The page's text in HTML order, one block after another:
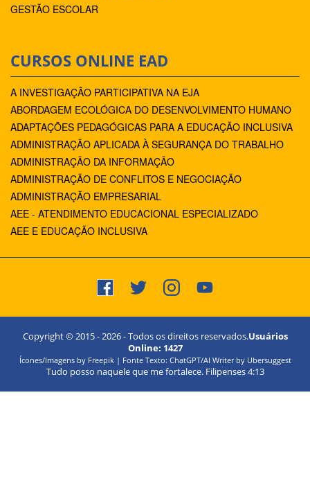
GESTÃO ESCOLAR
CURSOS ONLINE EAD
A INVESTIGAÇÃO PARTICIPATIVA NA EJA
ABORDAGEM ECOLÓGICA DO DESENVOLVIMENTO HUMANO
ADAPTAÇÕES PEDAGÓGICAS PARA A EDUCAÇÃO INCLUSIVA
ADMINISTRAÇÃO APLICADA À SEGURANÇA DO TRABALHO
ADMINISTRAÇÃO DA INFORMAÇÃO
ADMINISTRAÇÃO DE CONFLITOS E NEGOCIAÇÃO
ADMINISTRAÇÃO EMPRESARIAL
AEE - ATENDIMENTO EDUCACIONAL ESPECIALIZADO
AEE E EDUCAÇÃO INCLUSIVA
Copyright © 2015 -2026- Todos os direitos reservados.Usuários
Online: 1427
Ícones/Imagens by Freepik | Fonte Texto: ChatGPT/AI Writer by Ubersuggest
Tudo posso naquele que me fortalece. Filipenses 4:13